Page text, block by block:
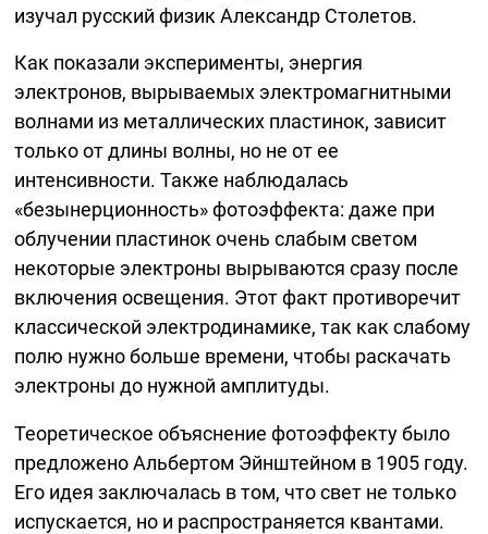
изучал русский физик Александр Столетов.
Как показали эксперименты, энергия
электронов, вырываемых электромагнитными
волнами из металлических пластинок, зависит
только от длины волны, но не от ее
интенсивности. Также наблюдалась
«безынерционность» фотоэффекта: даже при
облучении пластинок очень слабым светом
некоторые электроны вырываются сразу после
включения освещения. Этот факт противоречит
классической электродинамике, так как слабому
полю нужно больше времени, чтобы раскачать
электроны до нужной амплитуды.
Теоретическое объяснение фотоэффекту было
предложено Альбертом Эйнштейном в 1905 году.
Его идея заключалась в том, что свет не только
испускается, но и распространяется квантами.